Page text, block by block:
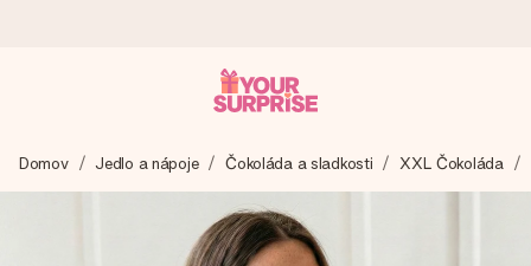
Váš darček starostlivo vyrobíme a bleskovo odošleme –
aby ste ho mohli darovať presne v ten správny okamih, keď
Domov Jedlo a nápoje Čokoláda a sladkosti XXL Čokoláda